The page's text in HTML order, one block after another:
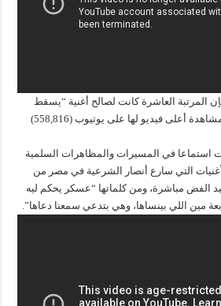
المرتبة العاشرة كانت لصالح أغنية “يسقط
حكم العسكر” وكانت نسبة مشاهدة أعلى فيديو لها على يوتيوب (558,816)
استماعا في المسيرات والمظاهرات السلمية
التي سارع أنصار الشرعية في مصر من
الفض مباشرة، ومن كلماتها “عسكر يحكم ليه
مين اللي بينساها، وهي بتدعي سمعنا دعاها”.